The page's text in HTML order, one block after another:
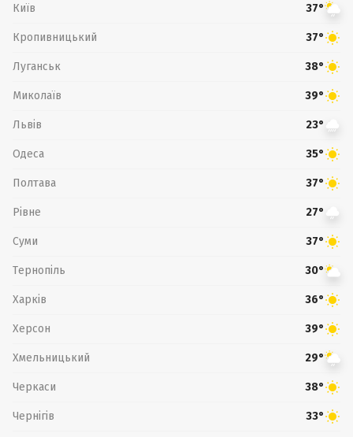
Київ 37°
Кропивницький 37°
Луганськ 38°
Миколаїв 39°
Львів 23°
Одеса 35°
Полтава 37°
Рівне 27°
Суми 37°
Тернопіль 30°
Харків 36°
Херсон 39°
Хмельницький 29°
Черкаси 38°
Чернігів 33°